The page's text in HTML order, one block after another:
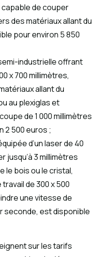
capable de couper
des matériaux allant du
pour environ 5 850
industrielle offrant
x 700 millimètres,
allant du
au plexiglas et
de 1 000 millimètres
2 500 euros ;
d’un laser de 40
jusqu’à 3 millimètres
le bois ou le cristal,
de 300 x 500
une vitesse de
seconde, est disponible
sur les tarifs